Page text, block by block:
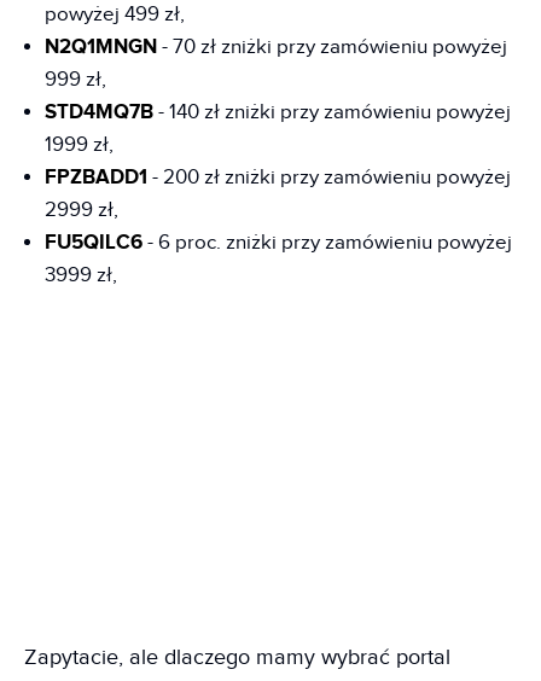
powyżej 499 zł,
N2Q1MNGN - 70 zł zniżki przy zamówieniu powyżej
999 zł,
STD4MQ7B - 140 zł zniżki przy zamówieniu powyżej
1999 zł,
FPZBADD1 - 200 zł zniżki przy zamówieniu powyżej
2999 zł,
FU5QILC6 - 6 proc. zniżki przy zamówieniu powyżej
3999 zł,
Zapytacie, ale dlaczego mamy wybrać portal